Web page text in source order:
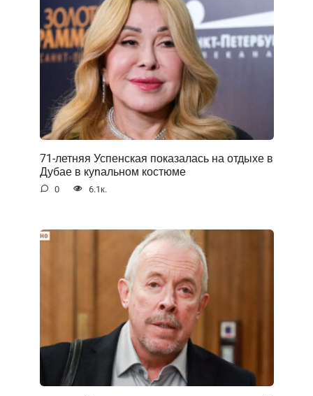
71-летняя Успенская показалась на отдыхе в
Дубае в куnальном костюме
0 6.1к.